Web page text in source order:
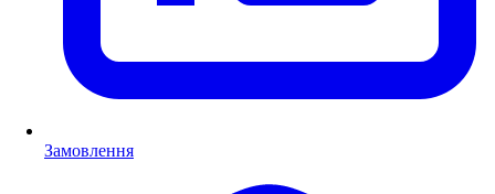
Замовлення